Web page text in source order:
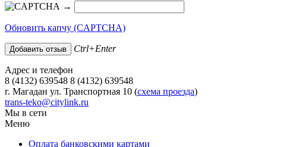
→
Обновить капчу (CAPTCHA)
Ctrl+Enter
Адрес и телефон
8 (4132) 639548 8 (4132) 639548
г. Магадан ул. Транспортная 10 (схема проезда)
trans-teko@citylink.ru
Мы в сети
Меню
Оплата банковскими картами